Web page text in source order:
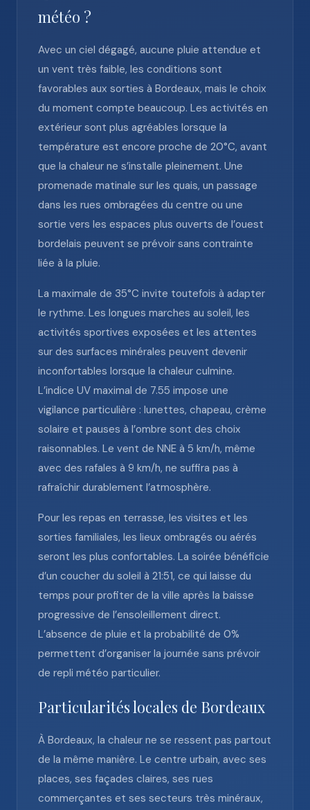
météo ?
Avec un ciel dégagé, aucune pluie attendue et
un vent très faible, les conditions sont
favorables aux sorties à Bordeaux, mais le choix
du moment compte beaucoup. Les activités en
extérieur sont plus agréables lorsque la
température est encore proche de 20°C, avant
que la chaleur ne s’installe pleinement. Une
promenade matinale sur les quais, un passage
dans les rues ombragées du centre ou une
sortie vers les espaces plus ouverts de l’ouest
bordelais peuvent se prévoir sans contrainte
liée à la pluie.
La maximale de 35°C invite toutefois à adapter
le rythme. Les longues marches au soleil, les
activités sportives exposées et les attentes
sur des surfaces minérales peuvent devenir
inconfortables lorsque la chaleur culmine.
L’indice UV maximal de 7.55 impose une
vigilance particulière : lunettes, chapeau, crème
solaire et pauses à l’ombre sont des choix
raisonnables. Le vent de NNE à 5 km/h, même
avec des rafales à 9 km/h, ne suffira pas à
rafraîchir durablement l’atmosphère.
Pour les repas en terrasse, les visites et les
sorties familiales, les lieux ombragés ou aérés
seront les plus confortables. La soirée bénéficie
d’un coucher du soleil à 21:51, ce qui laisse du
temps pour profiter de la ville après la baisse
progressive de l’ensoleillement direct.
L’absence de pluie et la probabilité de 0%
permettent d’organiser la journée sans prévoir
de repli météo particulier.
Particularités locales de Bordeaux
À Bordeaux, la chaleur ne se ressent pas partout
de la même manière. Le centre urbain, avec ses
places, ses façades claires, ses rues
commerçantes et ses secteurs très minéraux,